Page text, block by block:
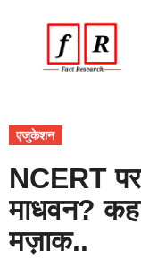
एजुकेशन
NCERT
माधवन?
मज़ाक..